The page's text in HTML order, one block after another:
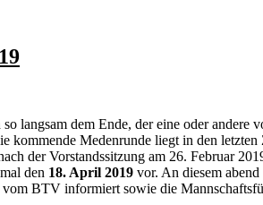
langsam dem Ende, der eine oder
kommende Medenrunde liegt in den
der Vorstandssitzung am 26. Februar
den 18. April 2019 vor. An diesem abend
BTV informiert sowie die